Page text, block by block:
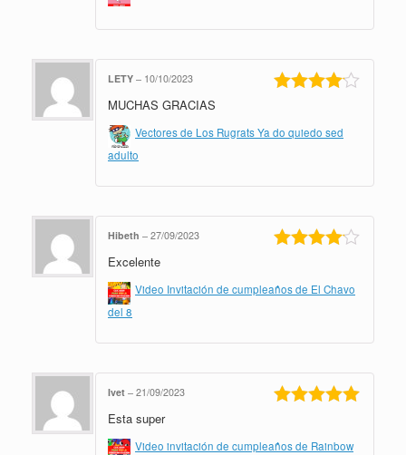
LETY – 10/10/2023
MUCHAS GRACIAS
Vectores de Los Rugrats Ya do quiedo sed
adulto
Hibeth – 27/09/2023
Excelente
Video Invitación de cumpleaños de El Chavo
del 8
Ivet – 21/09/2023
Esta super
Video invitación de cumpleaños de Rainbow